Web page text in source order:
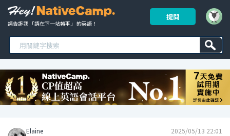
請告訴我 「請在下一站轉車」 的英語！
提問
Elaine 2025/05/13 22:01